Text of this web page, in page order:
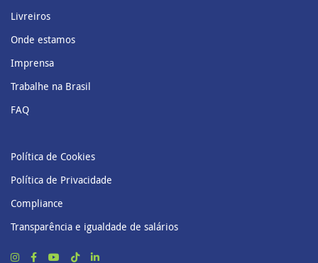
Livreiros
Onde estamos
Imprensa
Trabalhe na Brasil
FAQ
Política de Cookies
Política de Privacidade
Compliance
Transparência e igualdade de salários